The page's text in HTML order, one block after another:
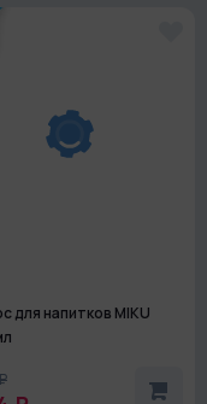
для напитков MIKU